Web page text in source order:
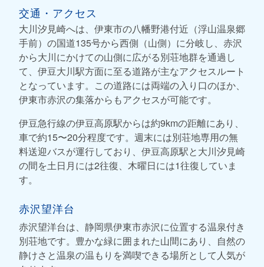
交通・アクセス
大川汐見崎へは、伊東市の八幡野港付近（浮山温泉郷
手前）の国道135号から西側（山側）に分岐し、赤沢
から大川にかけての山側に広がる別荘地群を通過し
て、伊豆大川駅方面に至る道路が主なアクセスルート
となっています。この道路には両端の入り口のほか、
伊東市赤沢の集落からもアクセスが可能です。
伊豆急行線の伊豆高原駅からは約9kmの距離にあり、
車で約15〜20分程度です。週末には別荘地専用の無
料送迎バスが運行しており、伊豆高原駅と大川汐見崎
の間を土日月には2往復、木曜日には1往復していま
す。
赤沢望洋台
赤沢望洋台は、静岡県伊東市赤沢に位置する温泉付き
別荘地です。豊かな緑に囲まれた山間にあり、自然の
静けさと温泉の温もりを満喫できる場所として人気が